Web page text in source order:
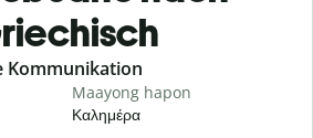
Kommunikation
Maayong hapon
Καλημέρα